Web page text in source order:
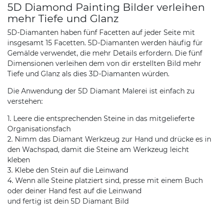
5D Diamond Painting Bilder verleihen
mehr Tiefe und Glanz
5D-Diamanten haben fünf Facetten auf jeder Seite mit
insgesamt 15 Facetten. 5D-Diamanten werden häufig für
Gemälde verwendet, die mehr Details erfordern. Die fünf
Dimensionen verleihen dem von dir erstellten Bild mehr
Tiefe und Glanz als dies 3D-Diamanten würden.
Die Anwendung der 5D Diamant Malerei ist einfach zu
verstehen:
1. Leere die entsprechenden Steine in das mitgelieferte
Organisationsfach
2. Nimm das Diamant Werkzeug zur Hand und drücke es in
den Wachspad, damit die Steine am Werkzeug leicht
kleben
3. Klebe den Stein auf die Leinwand
4. Wenn alle Steine platziert sind, presse mit einem Buch
oder deiner Hand fest auf die Leinwand
und fertig ist dein 5D Diamant Bild